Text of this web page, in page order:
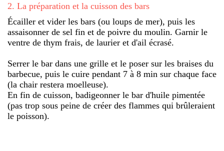
2. La préparation et la cuisson des bars
Écailler et vider les bars (ou loups de mer), puis les
assaisonner de sel fin et de poivre du moulin. Garnir le
ventre de thym frais, de laurier et d'ail écrasé.
Serrer le bar dans une grille et le poser sur les braises du
barbecue, puis le cuire pendant 7 à 8 min sur chaque face
(la chair restera moelleuse).
En fin de cuisson, badigeonner le bar d'huile pimentée
(pas trop sous peine de créer des flammes qui brûleraient
le poisson).